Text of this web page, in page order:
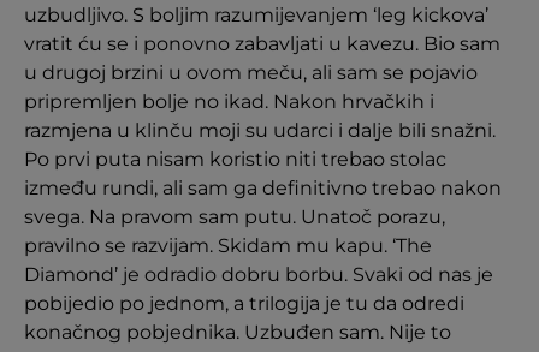
uzbudljivo. S boljim razumijevanjem ‘leg kickova’
vratit ću se i ponovno zabavljati u kavezu. Bio sam
u drugoj brzini u ovom meču, ali sam se pojavio
pripremljen bolje no ikad. Nakon hrvačkih i
razmjena u klinču moji su udarci i dalje bili snažni.
Po prvi puta nisam koristio niti trebao stolac
između rundi, ali sam ga definitivno trebao nakon
svega. Na pravom sam putu. Unatoč porazu,
pravilno se razvijam. Skidam mu kapu. ‘The
Diamond’ je odradio dobru borbu. Svaki od nas je
pobijedio po jednom, a trilogija je tu da odredi
konačnog pobjednika. Uzbuđen sam. Nije to